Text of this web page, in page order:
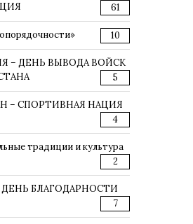
61
10
– ДЕНЬ ВЫВОДА ВОЙСК
5
– СПОРТИВНАЯ НАЦИЯ
4
традиции и культура
2
ДЕНЬ БЛАГОДАРНОСТИ
7